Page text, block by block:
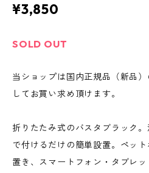
¥3,850
SOLD OUT
当ショップは国内正規品（新品
してお買い求め頂けます。
折りたたみ式のバスタブラック
で付けるだけの簡単設置。ペッ
置き、スマートフォン・タブレ